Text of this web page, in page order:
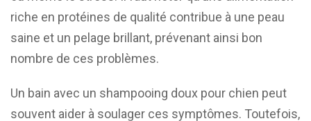
riche en protéines de qualité contribue à une peau
saine et un pelage brillant, prévenant ainsi bon
nombre de ces problèmes.
Un bain avec un shampooing doux pour chien peut
souvent aider à soulager ces symptômes. Toutefois,